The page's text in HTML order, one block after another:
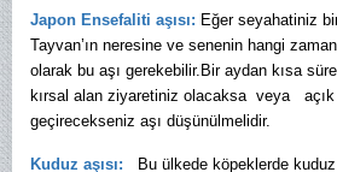
Japon Ensefaliti aşısı: Eğer seyahatiniz
Tayvan’ın neresine ve senenin hangi
olarak bu aşı gerekebilir.Bir aydan kısa
kırsal alan ziyaretiniz olacaksa veya
geçirecekseniz aşı düşünülmelidir.
Kuduz aşısı:
Bu ülkede köpeklerde kuduz